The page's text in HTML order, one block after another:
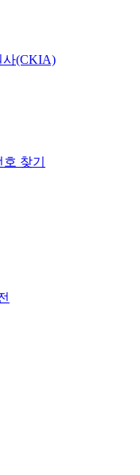
사(CKIA)
찾기